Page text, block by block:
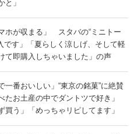
と」
ホが収まる」 スタバの“ミニトー
です」「夏らしく涼しげ、そして軽
て即購入しちゃいました」の声
一番おいしい」“東京の銘菓”に絶賛
お土産の中でダントツで好き」
買う」「めっちゃリピしてます」